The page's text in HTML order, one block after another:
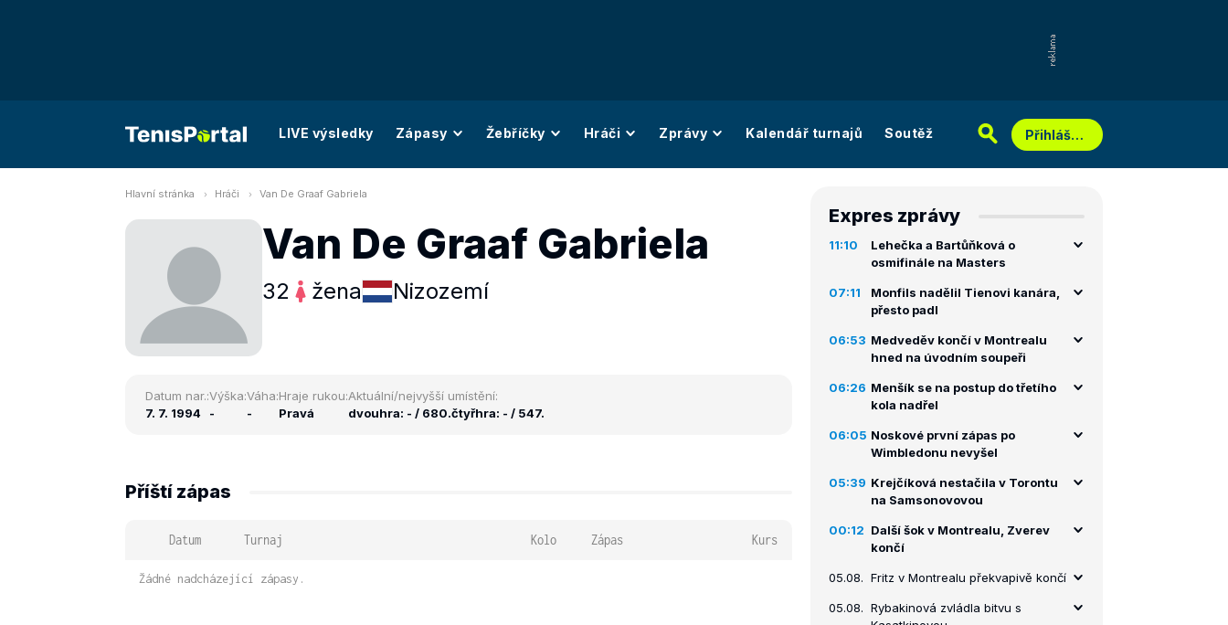
LIVE výsledky Zápasy Žebříčky Hráči Zprávy Kalendář turnajů Soutěž Přihlášení
Hlavní stránka Hráči Van De Graaf Gabriela
Van De Graaf Gabriela
32 žena Nizozemí
Datum nar.:
7. 7. 1994
Výška:
-
Váha:
-
Hraje rukou:
Pravá
Aktuální/nejvyšší umístění:
dvouhra: - / 680.čtyřhra: - / 547.
Příští zápas
Datum Turnaj Kolo Zápas Kurs
Žádné nadcházející zápasy.
Expres zprávy
11:10
Lehečka a Bartůňková o
osmifinále na Masters
07:11
Monfils nadělil Tienovi kanára,
přesto padl
06:53 Medveděv končí v Montrealu
hned na úvodním soupeři
06:26 Menšík se na postup do třetího
kola nadřel
06:05 Noskové první zápas po
Wimbledonu nevyšel
05:39 Krejčíková nestačila v Torontu
na Samsonovovou
00:12 Další šok v Montrealu, Zverev
končí
05.08. Fritz v Montrealu překvapivě končí
05.08. Rybakinová zvládla bitvu s